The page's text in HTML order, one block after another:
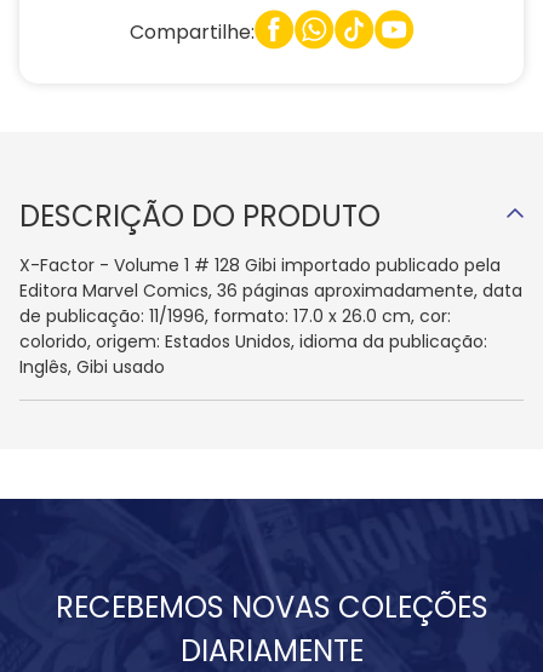
Compartilhe:
DESCRIÇÃO DO PRODUTO
X-Factor - Volume 1 # 128 Gibi importado publicado pela
Editora Marvel Comics, 36 páginas aproximadamente, data
de publicação: 11/1996, formato: 17.0 x 26.0 cm, cor:
colorido, origem: Estados Unidos, idioma da publicação:
Inglês, Gibi usado
RECEBEMOS NOVAS COLEÇÕES
DIARIAMENTE